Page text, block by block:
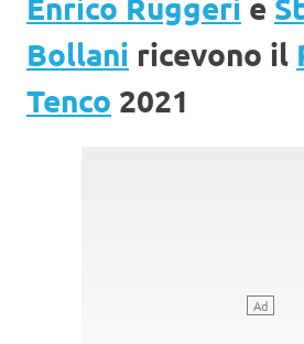
Bollani ricevono il
Tenco 2021